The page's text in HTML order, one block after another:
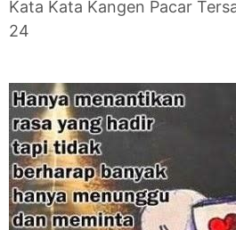
Kata Kata Kangen Pacar
24